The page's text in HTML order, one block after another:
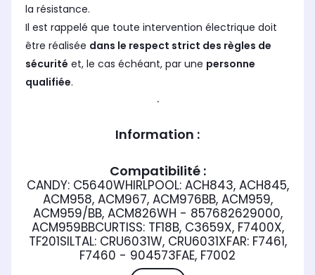
la résistance.
Il est rappelé que toute intervention électrique doit
être réalisée dans le respect strict des règles de
sécurité et, le cas échéant, par une personne
qualifiée.
.
Information :
Compatibilité :
CANDY: C5640WHIRLPOOL: ACH843, ACH845,
ACM958, ACM967, ACM976BB, ACM959,
ACM959/BB, ACM826WH - 857682629000,
ACM959BBCURTISS: TF18B, C3659X, F7400X,
TF201SILTAL: CRU6031W, CRU6031XFAR: F7461,
F7460 - 904573FAE, F7002